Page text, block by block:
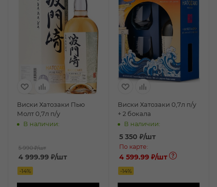
Виски Хатозаки Пью
Молт 0,7л п/у
В наличии:
5 990 ₽/шт
4 999.99 ₽/шт
-14%
Виски Хатозаки 0,7л п/у
+ 2 бокала
В наличии:
5 350 ₽/шт
По карте:
4 599.99 ₽/шт
-14%